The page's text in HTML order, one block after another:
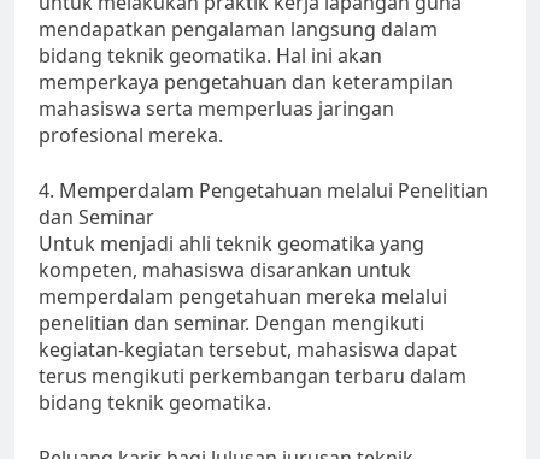
mendapatkan pengalaman langsung dalam
bidang teknik geomatika. Hal ini akan
memperkaya pengetahuan dan keterampilan
mahasiswa serta memperluas jaringan
profesional mereka.
4. Memperdalam Pengetahuan melalui Penelitian
dan Seminar
Untuk menjadi ahli teknik geomatika yang
kompeten, mahasiswa disarankan untuk
memperdalam pengetahuan mereka melalui
penelitian dan seminar. Dengan mengikuti
kegiatan-kegiatan tersebut, mahasiswa dapat
terus mengikuti perkembangan terbaru dalam
bidang teknik geomatika.